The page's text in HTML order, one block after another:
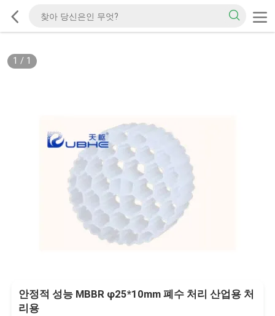
1 / 1
안정적 성능 MBBR φ25*10mm 폐수 처리 산업용 처
리용